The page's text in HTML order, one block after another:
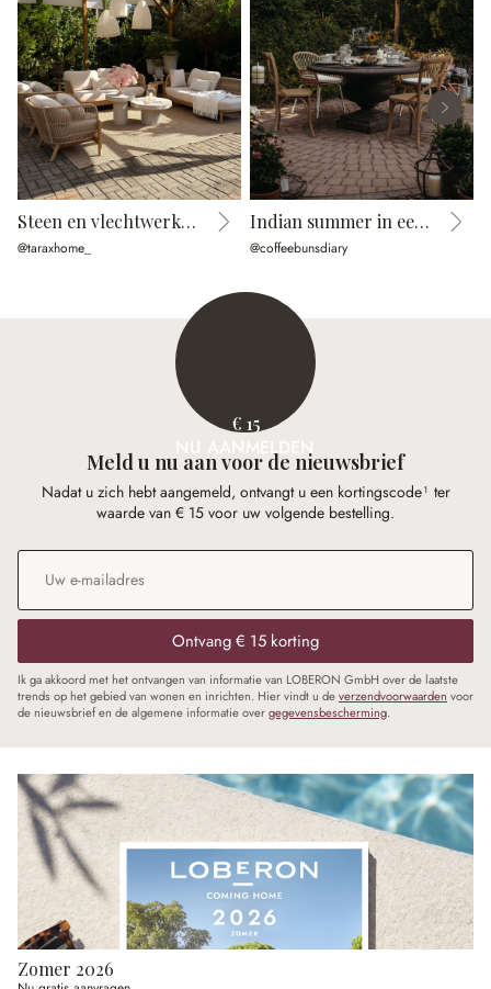
Steen en vlechtwerk in harmonie
@taraxhome_
Indian summer in een cottage garden
@coffeebunsdiary
€ 15
NU AANMELDEN
Meld u nu aan voor de nieuwsbrief
Nadat u zich hebt aangemeld, ontvangt u een kortingscode¹ ter
waarde van € 15 voor uw volgende bestelling.
E-mailadres
Ontvang € 15 korting
Ik ga akkoord met het ontvangen van informatie van LOBERON GmbH over de laatste
trends op het gebied van wonen en inrichten. Hier vindt u deverzendvoorwaarden voor
de nieuwsbrief en de algemene informatie overgegevensbescherming.
Zomer 2026